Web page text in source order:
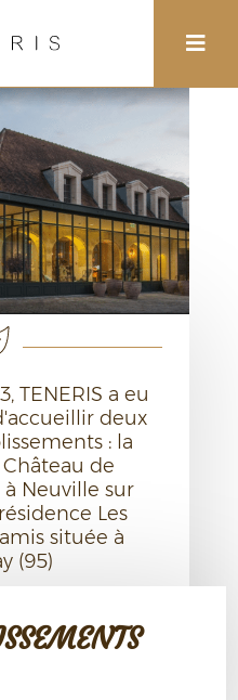
TENERIS a eu
deux
: la
de
Neuville sur
Les
située à
(95)
plus